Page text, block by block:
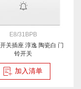
E8/31BPB
关插座 淳逸 陶瓷白 门
铃开关
加入清单